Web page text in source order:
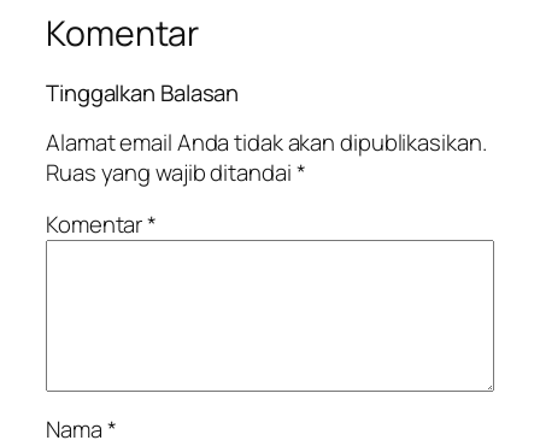
Komentar
Tinggalkan Balasan
Alamat email Anda tidak akan dipublikasikan.
Ruas yang wajib ditandai*
Komentar*
Nama*